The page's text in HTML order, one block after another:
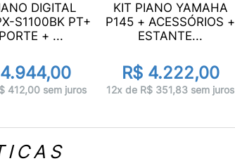
DIGITAL
S1100BK PT+
+ ...
412,00 sem juros
KIT PIANO YAMAHA
P145 + ACESSÓRIOS +
ESTANTE...
R$ 4.222,00
12x de R$ 351,83 sem juros